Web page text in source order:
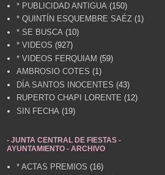
* PUBLICIDAD ANTIGUA (150)
* QUINTÍN ESQUEMBRE SAÉZ (1)
* SE BUSCA (10)
* VIDEOS (927)
* VIDEOS FERQUIAM (59)
AMBROSIO COTES (1)
DÍA SANTOS INOCENTES (43)
RUPERTO CHAPI LORENTE (12)
SIN FECHA (19)
- JUNTA CENTRAL DE FIESTAS -
AYUNTAMIENTO - ARCHIVO
* ACTAS PREMIOS (16)